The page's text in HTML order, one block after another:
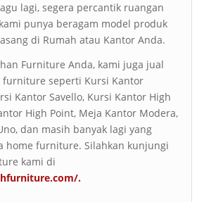
lagi, segera percantik ruangan
punya beragam model produk
di Rumah atau Kantor Anda.
Furniture Anda, kami juga jual
furniture seperti Kursi Kantor
Kantor Savello, Kursi Kantor High
High Point, Meja Kantor Modera,
dan masih banyak lagi yang
home furniture. Silahkan kunjungi
kami di
.